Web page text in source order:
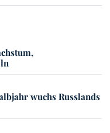
wuchs Russlands